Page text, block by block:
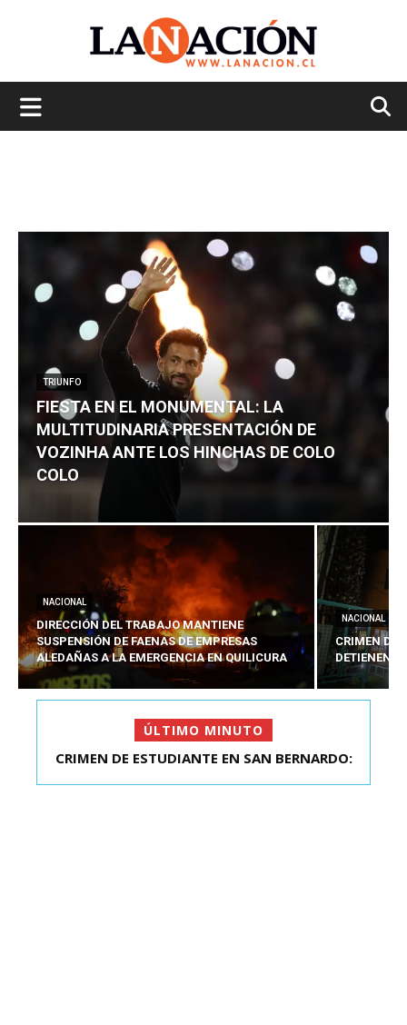
TRIUNFO
FIESTA EN EL MONUMENTAL: LA
MULTITUDINARIA PRESENTACIÓN DE
VOZINHA ANTE LOS HINCHAS DE COLO
COLO
NACIONAL
DIRECCIÓN DEL TRABAJO MANTIENE
SUSPENSIÓN DE FAENAS DE EMPRESAS
ALEDAÑAS A LA EMERGENCIA EN QUILICURA
NACIONAL
CRIMEN DE
DETIENEN
ÚLTIMO MINUTO
FIESTA EN EL MONUMENTAL: LA